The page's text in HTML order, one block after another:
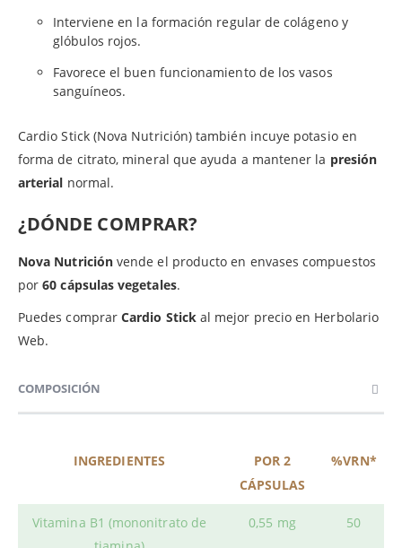
Interviene en la formación regular de colágeno y
glóbulos rojos.
Favorece el buen funcionamiento de los vasos
sanguíneos.
Cardio Stick (Nova Nutrición) también incuye potasio en
forma de citrato, mineral que ayuda a mantener la presión
arterial normal.
¿DÓNDE COMPRAR?
Nova Nutriciónvende el producto en envases compuestos
por60 cápsulas vegetales.
Puedes comprarCardio Stick al mejor precio en Herbolario
Web.
COMPOSICIÓN
INGREDIENTES
POR 2
CÁPSULAS
%VRN*
Vitamina B1 (mononitrato de
0,55 mg 50